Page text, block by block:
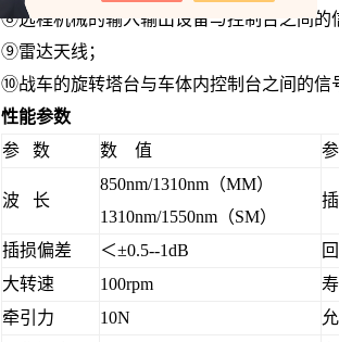
⑧远程机械的输入输出设备与控制台之间的
⑨雷达天线；
⑩战车的旋转塔台与车体内控制台之间的信
性能参数
参 数
数 值
波 长
850nm/1310nm（MM）
1310nm/1550nm（SM）
插损偏差 ＜±0.5--1dB
大转速
100rpm
牵引力
10N